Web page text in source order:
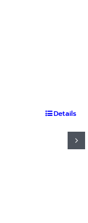
Details